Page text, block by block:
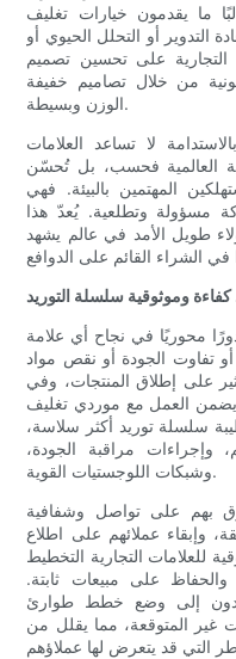
ما يقدمون خيارات تغليف
التدوير أو التحلل الحيوي أو
التجارية على تحسين تصميم
من خلال تصاميم خفيفة
الوزن وبسيطة.
لا تساعد العلامات
العالمية فحسب، بل تُحسّن
المهتمين بالبيئة. فهي
مسؤولة وتطلعية. يُعدّ هذا
طويل الأمد في عالم يشهد
وموثوقية سلسلة التوريد
محوريًا في نجاح أي علامة
أو تفاوت الجودة أو نقص مواد
على إطلاق المنتجات، وفي
يضمن العمل مع موردي تغليف
سلسلة توريد أكثر سلاسة،
وإجراءات مراقبة الجودة،
وشبكات اللوجستيات القوية.
بهم على تواصل وشفافية
وإبقاء عملائهم على اطلاع
للعلامات التجارية التخطيط
على مبيعات ثابتة.
إلى وضع خطط طوارئ
غير المتوقعة، مما يقلل من